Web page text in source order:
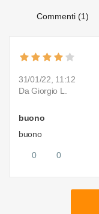
Commenti (1)
31/01/22, 11:12
Da Giorgio L.
buono
buono
0 0